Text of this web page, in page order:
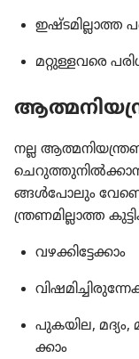
മറ്റുള്ള​വരെ
നല്ല
ങ്ങൾപോ​ലും
ന്ത്ര​ണ​മി​ല്ലാത്ത
വഴക്കി​ട്ടേ​ക്കാം
പുകയില,
ക്കാം